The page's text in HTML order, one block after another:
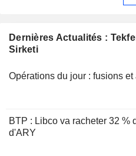
Dernières Actualités :
Sirketi
Opérations du jour : fusions
BTP : Libco va racheter 32 %
d'ARY